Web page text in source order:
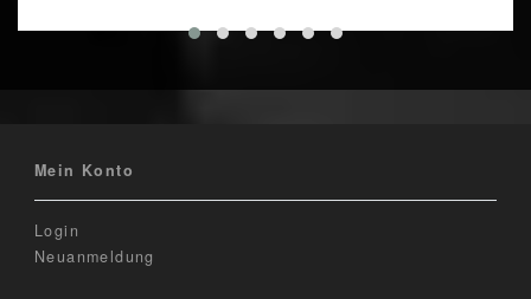
Mein Konto
Login
Neuanmeldung